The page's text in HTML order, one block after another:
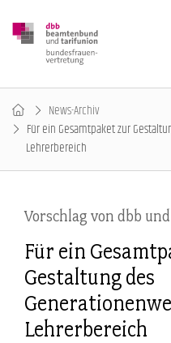
News-Archiv
Für ein Gesamtpaket zur
Lehrerbereich
Vorschlag von dbb
Für ein
Gestaltung des
Lehrerbereich